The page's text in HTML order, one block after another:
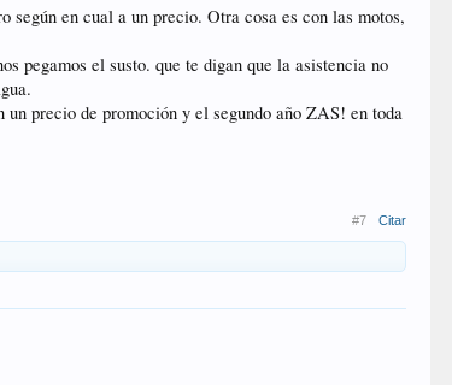
según en cual a un precio. Otra cosa es con las motos,
pegamos el susto. que te digan que la asistencia no
un precio de promoción y el segundo año ZAS! en toda
#7 Citar